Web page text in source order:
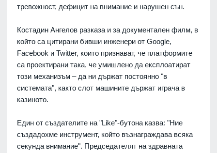
тревожност, дефицит на внимание и нарушен сън.
Костадин Ангелов разказа и за документален филм, в
който са цитирани бивши инженери от Google,
Facebook и Twitter, които признават, че платформите
са проектирани така, че умишлено да експлоатират
този механизъм – да ни държат постоянно "в
системата", както слот машините държат играча в
казиното.
Един от създателите на "Like"-бутона казва: "Ние
създадохме инструмент, който възнаграждава всяка
секунда внимание". Председателят на здравната